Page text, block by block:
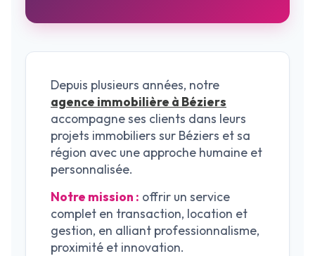
Depuis plusieurs années, notre
agence immobilière à Béziers
accompagne ses clients dans leurs
projets immobiliers sur Béziers et sa
région avec une approche humaine et
personnalisée.
Notre mission : offrir un service
complet en transaction, location et
gestion, en alliant professionnalisme,
proximité et innovation.